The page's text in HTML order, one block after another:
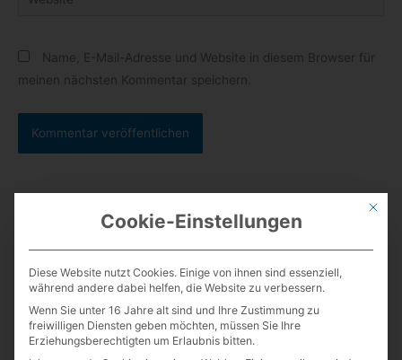
Name, E-Mail-Adresse und Website in diesem Browser für
meinen nächsten Kommentar speichern.
Mit Kisho!
Mit
Cookie-Einstellungen
Diese Website nutzt Cookies. Einige von ihnen sind essenziell,
während andere dabei helfen, die Website zu verbessern.
Wenn Sie unter 16 Jahre alt sind und Ihre Zustimmung zu
freiwilligen Diensten geben möchten, müssen Sie Ihre
Erziehungsberechtigten um Erlaubnis bitten.